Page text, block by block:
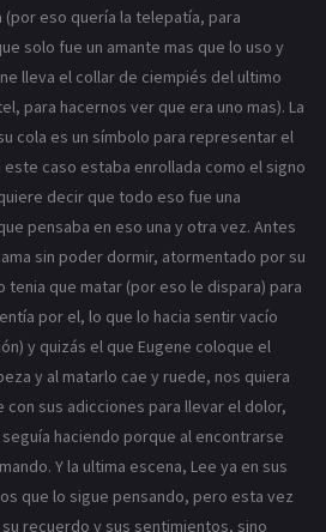
eso quería la telepatía, para
solo fue un amante mas que lo uso y
lleva el collar de ciempiés del ultimo
para hacernos ver que era uno mas). La
cola es un símbolo para representar el
caso estaba enrollada como el signo
decir que todo eso fue una
pensaba en eso una y otra vez. Antes
sin poder dormir, atormentado por su
tenia que matar (por eso le dispara) para
por el, lo que lo hacia sentir vacío
y quizás el que Eugene coloque el
y al matarlo cae y ruede, nos quiera
con sus adicciones para llevar el dolor,
haciendo porque al encontrarse
Y la ultima escena, Lee ya en sus
que lo sigue pensando, pero esta vez
recuerdo y sus sentimientos, sino